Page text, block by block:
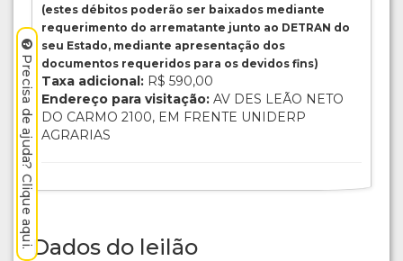
(estes débitos poderão ser baixados mediante
requerimento do arrematante junto ao DETRAN do
seu Estado, mediante apresentação dos
documentos requeridos para os devidos fins)
Taxa adicional: R$ 590,00
Endereço para visitação: AV DES LEÃO NETO
DO CARMO 2100, EM FRENTE UNIDERP
AGRARIAS
Dados do leilão
Precisa de ajuda? Clique aqui.